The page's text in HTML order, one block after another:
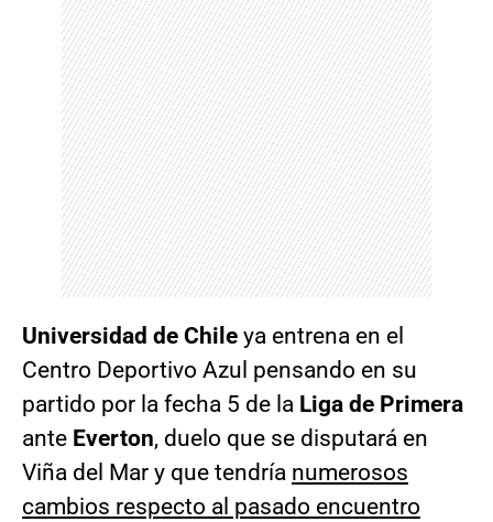
Universidad de Chile ya entrena en el
Centro Deportivo Azul pensando en su
partido por la fecha 5 de la Liga de Primera
ante Everton, duelo que se disputará en
Viña del Mar y que tendría numerosos
cambios respecto al pasado encuentro